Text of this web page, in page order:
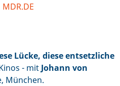
Lücke, diese entsetzliche
- mit Johann von
München.